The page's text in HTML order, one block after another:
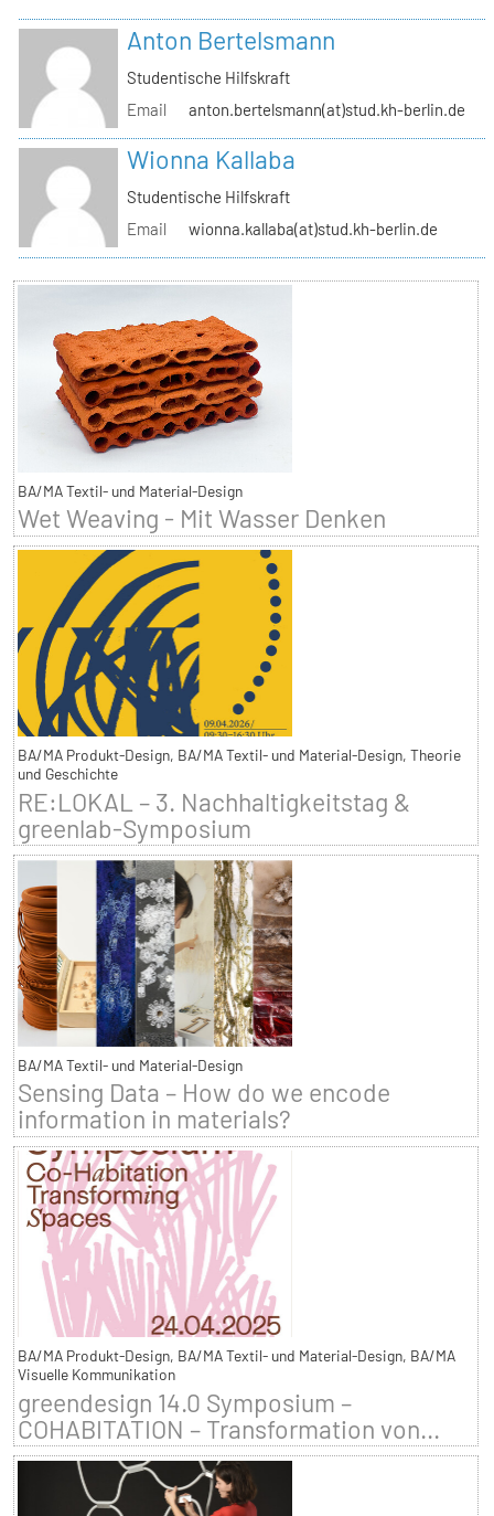
Anton Bertelsmann
Studentische Hilfskraft
Email
anton.bertelsmann(at)stud.kh-berlin.de
Wionna Kallaba
Studentische Hilfskraft
Email
wionna.kallaba(at)stud.kh-berlin.de
BA/MA Textil- und Material-Design
Wet Weaving - Mit Wasser Denken
BA/MA Produkt-Design, BA/MA Textil- und Material-Design, Theorie
und Geschichte
RE:LOKAL – 3. Nachhaltigkeitstag &
greenlab-Symposium
BA/MA Textil- und Material-Design
Sensing Data – How do we encode
information in materials?
BA/MA Produkt-Design, BA/MA Textil- und Material-Design, BA/MA
Visuelle Kommunikation
greendesign 14.0 Symposium –
COHABITATION – Transformation von...